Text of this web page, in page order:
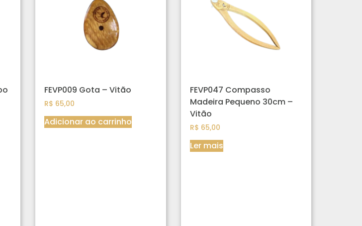
FEVP009 Gota – Vitão
R$ 65,00
Adicionar ao carrinho
FEVP047 Compasso
Madeira Pequeno 30cm –
Vitão
R$ 65,00
Ler mais